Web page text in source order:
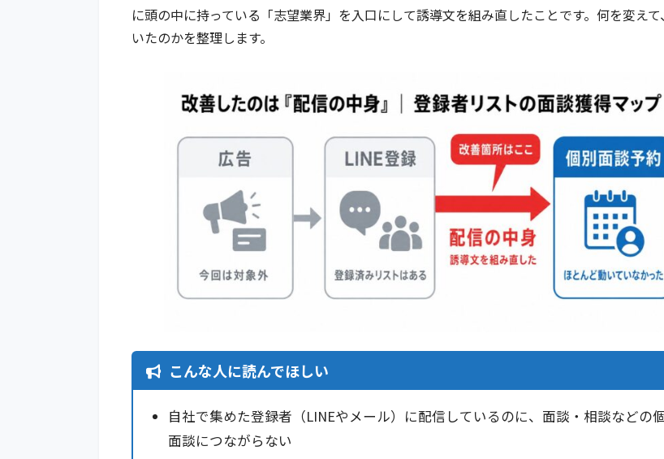
に頭の中に持っている「志望業界」を入口にして誘導文を組み直したことです。何を変え
いたのかを整理します。
こんな人に読んでほしい
自社で集めた登録者（LINEやメール）に配信しているのに、面談・相談などの
面談につながらない